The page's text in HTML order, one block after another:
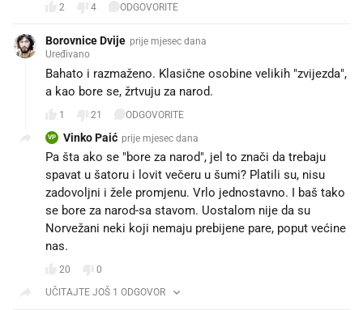
2 4 ODGOVORITE
Borovnice Dvije prije mjesec dana
Uređivano
Bahato i razmaženo. Klasične osobine velikih "zvijezda",
a kao bore se, žrtvuju za narod.
1 21 ODGOVORITE
VP Vinko Paić prije mjesec dana
Pa šta ako se "bore za narod", jel to znači da trebaju
spavat u šatoru i lovit večeru u šumi? Platili su, nisu
zadovoljni i žele promjenu. Vrlo jednostavno. I baš tako
se bore za narod-sa stavom. Uostalom nije da su
Norvežani neki koji nemaju prebijene pare, poput većine
nas.
20
0
UČITAJTE JOŠ 1 ODGOVOR